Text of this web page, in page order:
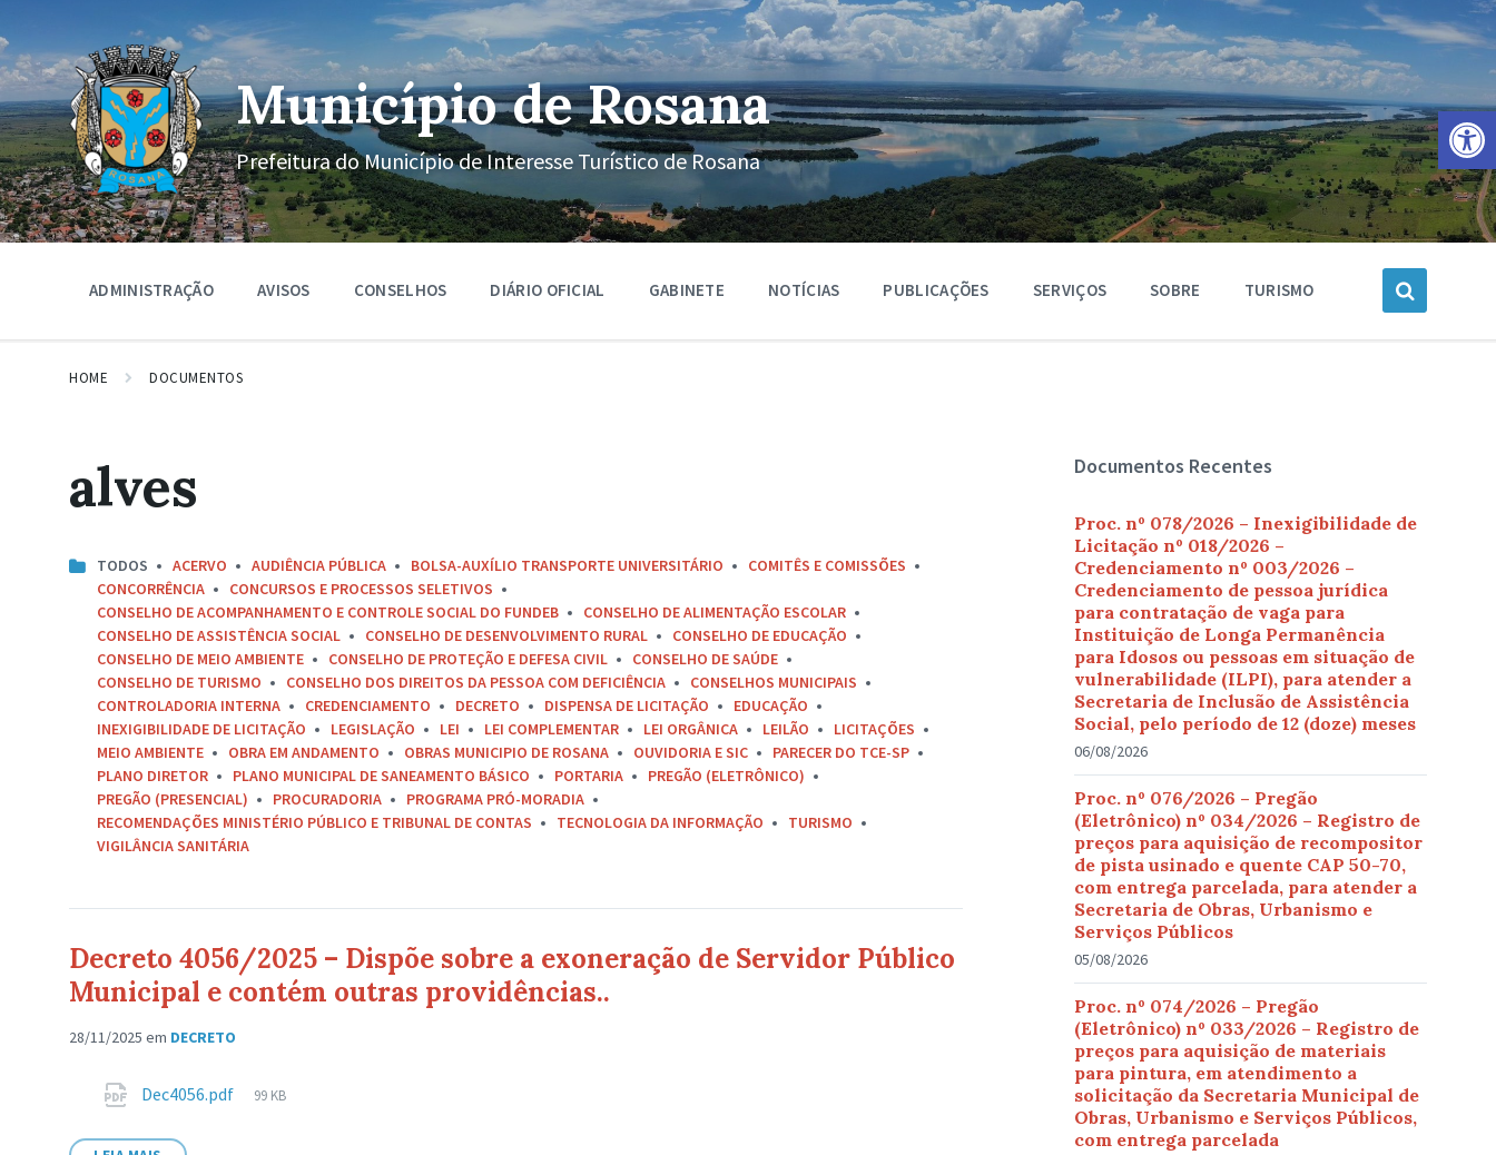
Barra de Ferramentas Aberta
o
conteúdo
a
navegação
principal
o
rodapé
Município de Rosana
Prefeitura do Município de Interesse Turístico de Rosana
ADMINISTRAÇÃO AVISOS CONSELHOS DIÁRIO OFICIAL GABINETE NOTÍCIAS PUBLICAÇÕES SERVIÇOS SOBRE TURISMO
HOME DOCUMENTOS
alves
TODOS ACERVO AUDIÊNCIA PÚBLICA BOLSA-AUXÍLIO TRANSPORTE UNIVERSITÁRIO
COMITÊS E COMISSÕES
CONCORRÊNCIA
CONCURSOS E PROCESSOS SELETIVOS
CONSELHO DE ACOMPANHAMENTO E CONTROLE SOCIAL DO FUNDEB
CONSELHO DE ALIMENTAÇÃO ESCOLAR
CONSELHO DE ASSISTÊNCIA SOCIAL
CONSELHO DE DESENVOLVIMENTO RURAL
CONSELHO DE EDUCAÇÃO
CONSELHO DE MEIO AMBIENTE
CONSELHO DE PROTEÇÃO E DEFESA CIVIL
CONSELHO DE SAÚDE
CONSELHO DE TURISMO
CONSELHO DOS DIREITOS DA PESSOA COM DEFICIÊNCIA
CONSELHOS MUNICIPAIS
CONTROLADORIA INTERNA
CREDENCIAMENTO DECRETO DISPENSA DE LICITAÇÃO
EDUCAÇÃO
INEXIGIBILIDADE DE LICITAÇÃO
LEGISLAÇÃO LEI LEI COMPLEMENTAR LEI ORGÂNICA LEILÃO
LICITAÇÕES
MEIO AMBIENTE
OBRA EM ANDAMENTO OBRAS MUNICIPIO DE ROSANA OUVIDORIA E SIC
PARECER DO TCE-SP
PLANO DIRETOR
PLANO MUNICIPAL DE SANEAMENTO BÁSICO PORTARIA
PREGÃO (ELETRÔNICO)
PREGÃO (PRESENCIAL)
PROCURADORIA
PROGRAMA PRÓ-MORADIA
RECOMENDAÇÕES MINISTÉRIO PÚBLICO E TRIBUNAL DE CONTAS
TECNOLOGIA DA INFORMAÇÃO
TURISMO
VIGILÂNCIA SANITÁRIA
Decreto 4056/2025 – Dispõe sobre a exoneração de Servidor Público
Municipal e contém outras providências..
28/11/2025 em DECRETO
AnexosDec4056.pdf
Tamanho
99 KB
Documentos Recentes
Proc. nº 078/2026 – Inexigibilidade de
Licitação nº 018/2026 –
Credenciamento nº 003/2026 –
Credenciamento de pessoa jurídica
para contratação de vaga para
Instituição de Longa Permanência
para Idosos ou pessoas em situação de
vulnerabilidade (ILPI), para atender a
Secretaria de Inclusão de Assistência
Social, pelo período de 12 (doze) meses
06/08/2026
Proc. nº 076/2026 – Pregão
(Eletrônico) nº 034/2026 – Registro de
preços para aquisição de recompositor
de pista usinado e quente CAP 50-70,
com entrega parcelada, para atender a
Secretaria de Obras, Urbanismo e
Serviços Públicos
05/08/2026
Proc. nº 074/2026 – Pregão
(Eletrônico) nº 033/2026 – Registro de
preços para aquisição de materiais
para pintura, em atendimento a
solicitação da Secretaria Municipal de
Obras, Urbanismo e Serviços Públicos,
com entrega parcelada